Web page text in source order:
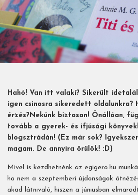
Hahó! Van itt valaki? Sikerült
igen csinosra sikeredett oldalunkra?
érzés?Nekünk biztosan! Önállóan,
tovább a gyerek- és ifjúsági
blogsztrádán! (Ez már sok?
magam. De annyira örülök! :D)
Mivel is kezdhetnénk az egigero.hu
ha nem a szeptemberi újdonságok
akad látnivaló, hiszen a júniusban